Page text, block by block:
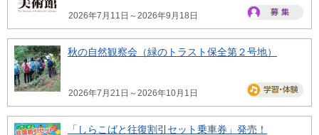
2026年7月11日～2026年9月18日
秋の自然観察会（緑のトラスト保全第２号地）
2026年7月21日～2026年10月1日
「しらこばと往復割引セット乗車券」発売！